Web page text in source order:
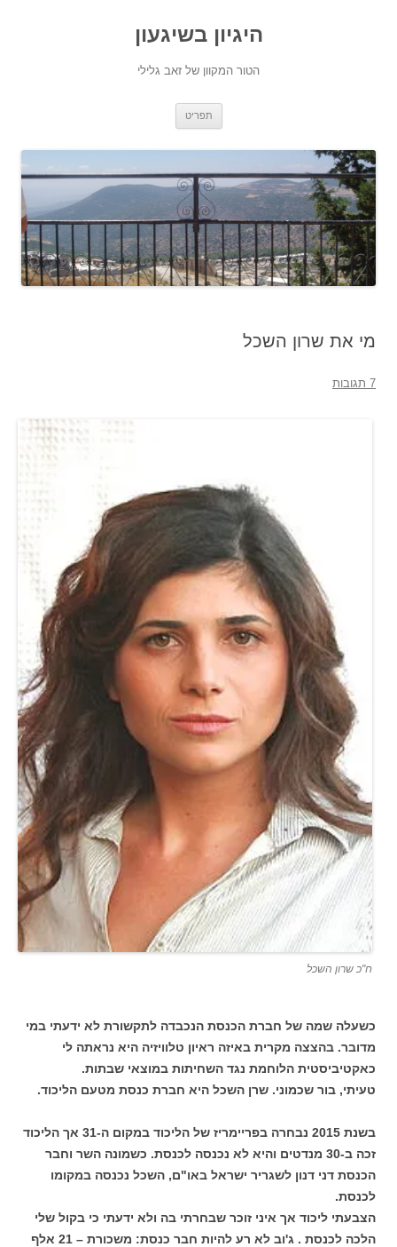
היגיון בשיגעון
הטור המקוון של זאב גלילי
תפריט
מי את שרון השכל
7 תגובות
ח"כ שרון השכל
כשעלה שמה של חברת הכנסת הנכבדה לתקשורת לא ידעתי במי
מדובר. בהצצה מקרית באיזה ראיון טלוויזיה היא נראתה לי
כאקטיביסטית הלוחמת נגד השחיתות במוצאי שבתות.
טעיתי, בור שכמוני. שרן השכל היא חברת כנסת מטעם הליכוד.
בשנת 2015 נבחרה בפריימריז של הליכוד במקום ה-31 אך הליכוד
זכה ב-30 מנדטים והיא לא נכנסה לכנסת. כשמונה השר וחבר
הכנסת דני דנון לשגריר ישראל באו"ם, השכל נכנסה במקומו
לכנסת.
הצבעתי ליכוד אך איני זוכר שבחרתי בה ולא ידעתי כי בקול שלי
הלכה לכנסת . ג'וב לא רע להיות חבר כנסת: משכורת – 21 אלף